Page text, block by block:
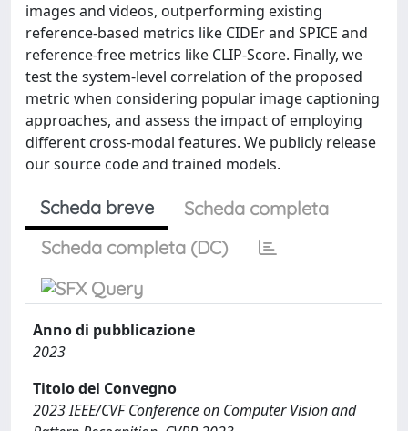
images and videos, outperforming existing
reference-based metrics like CIDEr and SPICE and
reference-free metrics like CLIP-Score. Finally, we
test the system-level correlation of the proposed
metric when considering popular image captioning
approaches, and assess the impact of employing
different cross-modal features. We publicly release
our source code and trained models.
Scheda breve
Scheda completa
Scheda completa (DC)
Anno di pubblicazione
2023
Titolo del Convegno
2023 IEEE/CVF Conference on Computer Vision and